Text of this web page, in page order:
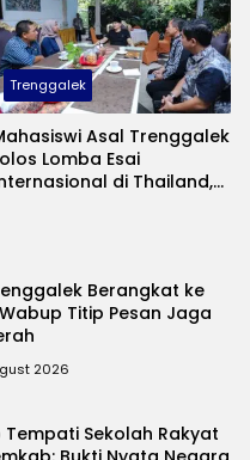
Trenggalek
Asal Trenggalek
Lomba Esai
di Thailand,
Berangkat ke
Titip Pesan Jaga
2026
Tempati Sekolah Rakyat